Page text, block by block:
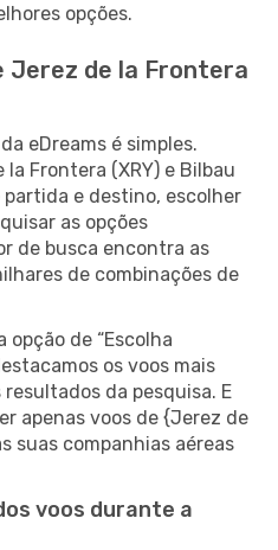
opções.
Jerez de la Frontera
eDreams é simples.
Frontera (XRY) e Bilbau
partida e destino, escolher
as opções
de busca encontra as
de combinações de
opção de “Escolha
os voos mais
da pesquisa. E
apenas voos de {Jerez de
suas companhias aéreas
voos durante a